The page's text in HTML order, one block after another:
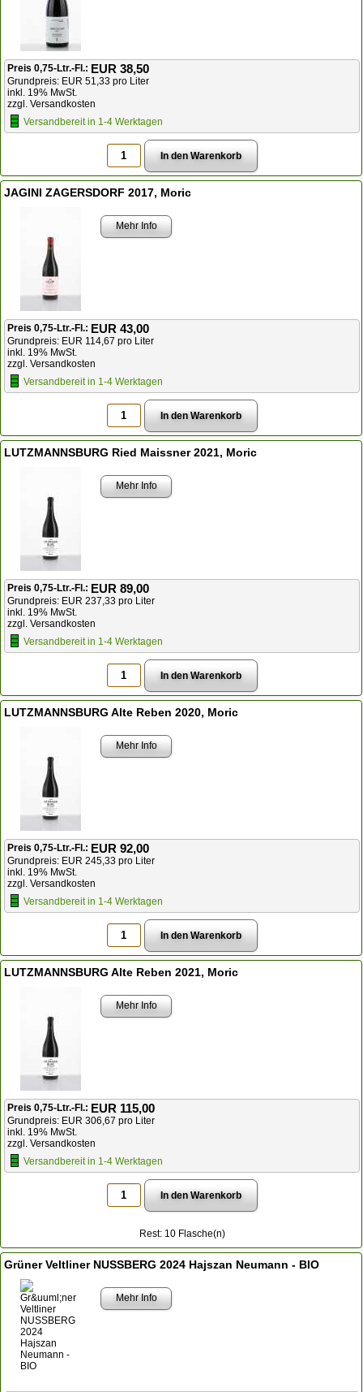
Preis 0,75-Ltr.-Fl.: EUR 38,50
Grundpreis: EUR 51,33 pro Liter
inkl. 19% MwSt.
zzgl. Versandkosten
Versandbereit in 1-4 Werktagen
JAGINI ZAGERSDORF 2017, Moric
Mehr Info
Preis 0,75-Ltr.-Fl.: EUR 43,00
Grundpreis: EUR 114,67 pro Liter
inkl. 19% MwSt.
zzgl. Versandkosten
Versandbereit in 1-4 Werktagen
LUTZMANNSBURG Ried Maissner 2021, Moric
Mehr Info
Preis 0,75-Ltr.-Fl.: EUR 89,00
Grundpreis: EUR 237,33 pro Liter
inkl. 19% MwSt.
zzgl. Versandkosten
Versandbereit in 1-4 Werktagen
LUTZMANNSBURG Alte Reben 2020, Moric
Mehr Info
Preis 0,75-Ltr.-Fl.: EUR 92,00
Grundpreis: EUR 245,33 pro Liter
inkl. 19% MwSt.
zzgl. Versandkosten
Versandbereit in 1-4 Werktagen
LUTZMANNSBURG Alte Reben 2021, Moric
Mehr Info
Preis 0,75-Ltr.-Fl.: EUR 115,00
Grundpreis: EUR 306,67 pro Liter
inkl. 19% MwSt.
zzgl. Versandkosten
Versandbereit in 1-4 Werktagen
Rest: 10 Flasche(n)
Grüner Veltliner NUSSBERG 2024 Hajszan Neumann - BIO
Mehr Info